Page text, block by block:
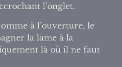
l’onglet.
à l’ouverture, le
la lame à la
là où il ne faut